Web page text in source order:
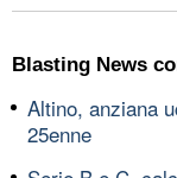
Blasting News
Altino, anziana
25enne